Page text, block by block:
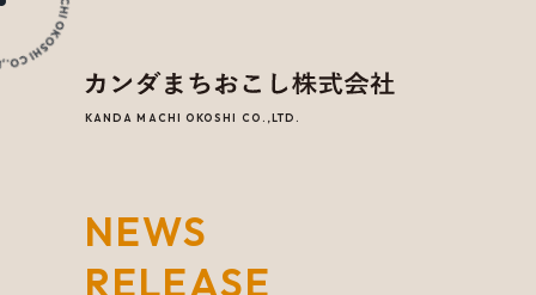
KANDA MACHI OKOSHI CO.,LTD.
NEWS
RELEASE